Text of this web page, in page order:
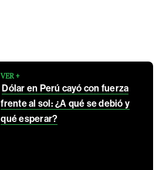
VER +
Dólar en Perú cayó con fuerza
frente al sol: ¿A qué se debió y
qué esperar?